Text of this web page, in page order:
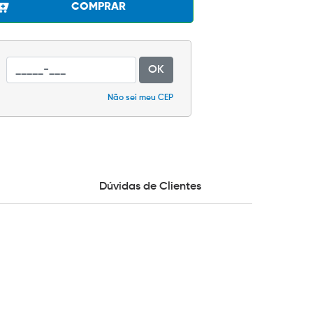
COMPRAR
OK
Não sei meu CEP
Dúvidas de Clientes